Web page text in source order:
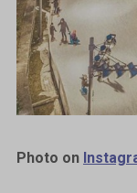
Photo on